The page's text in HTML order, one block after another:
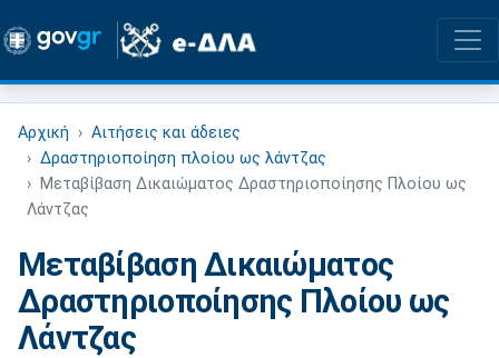
Αρχική
Αιτήσεις και άδειες
Δραστηριοποίηση πλοίου ως λάντζας
Μεταβίβαση Δικαιώματος Δραστηριοποίησης Πλοίου ως
Λάντζας
Μεταβίβαση Δικαιώματος
Δραστηριοποίησης Πλοίου ως
Λάντζας